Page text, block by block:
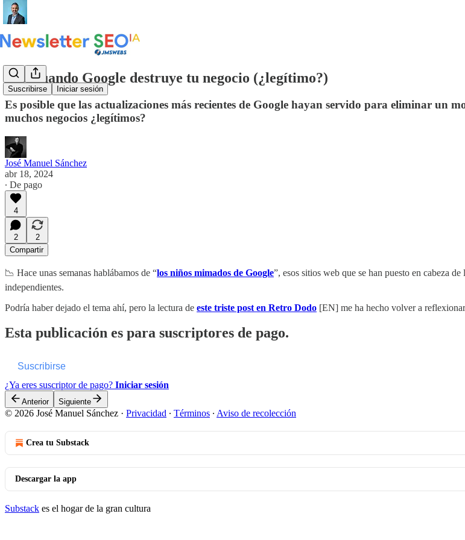
Suscribirse Iniciar sesión
#73 Cuando Google destruye tu negocio (¿legítimo?)
Es posible que las actualizaciones más recientes de Google hayan servido para eliminar un
muchos negocios ¿legítimos?
José Manuel Sánchez
abr 18, 2024
∙ De pago
4
2
2
Compartir
📉 Hace unas semanas hablábamos de “los niños mimados de Google”, esos sitios web que se han puesto en cabeza
independientes.
Podría haber dejado el tema ahí, pero la lectura de este triste post en Retro Dodo [EN] me ha hecho volver a
Esta publicación es para suscriptores de pago.
Suscribirse
¿Ya eres suscriptor de pago? Iniciar sesión
Anterior Siguiente
© 2026 José Manuel Sánchez · Privacidad ∙ Términos ∙ Aviso de recolección
Crea tu Substack
Descargar la app
Substack es el hogar de la gran cultura